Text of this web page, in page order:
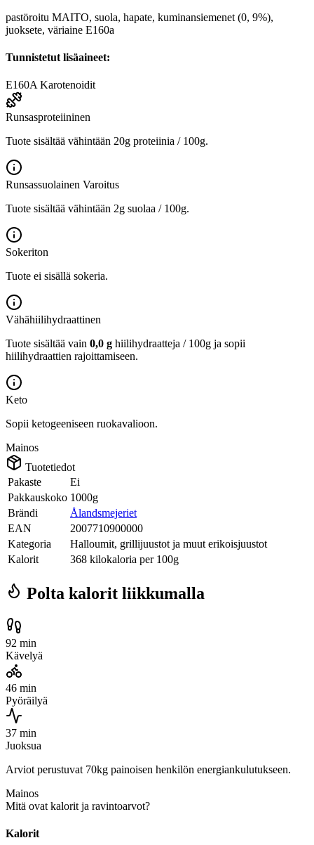
pastöroitu MAITO, suola, hapate, kuminansiemenet (0, 9%),
juoksete, väriaine E160a
Tunnistetut lisäaineet:
E160A Karotenoidit
Runsasproteiininen
Tuote sisältää vähintään 20g proteiinia / 100g.
Runsassuolainen Varoitus
Tuote sisältää vähintään 2g suolaa / 100g.
Sokeriton
Tuote ei sisällä sokeria.
Vähähiilihydraattinen
Tuote sisältää vain 0,0 g hiilihydraatteja / 100g ja sopii
hiilihydraattien rajoittamiseen.
Keto
Sopii ketogeeniseen ruokavalioon.
Mainos
Tuotetiedot
Pakaste
Ei
Pakkauskoko 1000g
Brändi
Ålandsmejeriet
EAN
2007710900000
Kategoria
Halloumit, grillijuustot ja muut erikoisjuustot
Kalorit
368 kilokaloria per 100g
Polta kalorit liikkumalla
92 min
Kävelyä
46 min
Pyöräilyä
37 min
Juoksua
Arviot perustuvat 70kg painoisen henkilön energiankulutukseen.
Mainos
Mitä ovat kalorit ja ravintoarvot?
Kalorit